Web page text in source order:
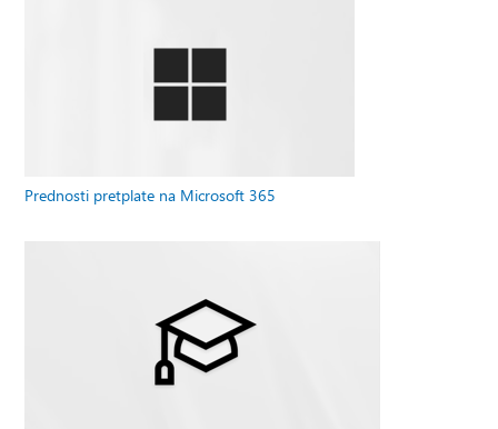
Prednosti pretplate na Microsoft 365